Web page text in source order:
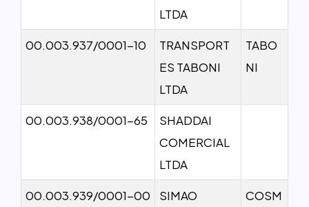
LTDA
00.003.937/0001-10
TRANSPORT
ES TABONI
LTDA
TABO
NI
00.003.938/0001-65
SHADDAI
COMERCIAL
LTDA
00.003.939/0001-00
SIMAO
COSM